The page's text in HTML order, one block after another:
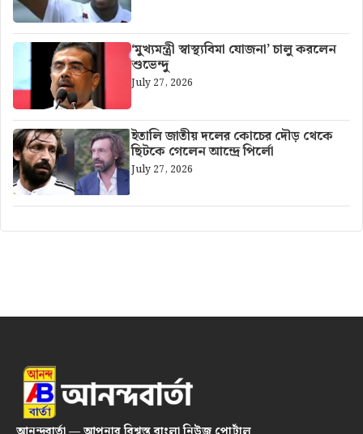
‘মুখ্যমন্ত্রী স্বাস্থ্যবিমা যোজনা’ চালু করলেন
শুভেন্দু
July 27, 2026
ইতালি জাতীয় দলের কোচের দৌড় থেকে
ছিটকে গেলেন আন্দ্রে পির্লো
July 27, 2026